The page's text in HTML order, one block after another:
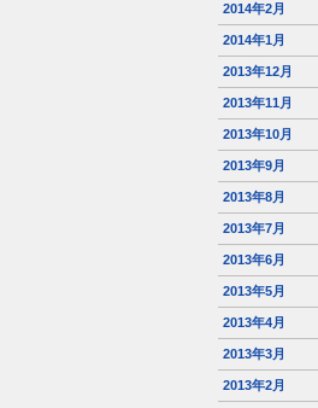
2014年2月
2014年1月
2013年12月
2013年11月
2013年10月
2013年9月
2013年8月
2013年7月
2013年6月
2013年5月
2013年4月
2013年3月
2013年2月